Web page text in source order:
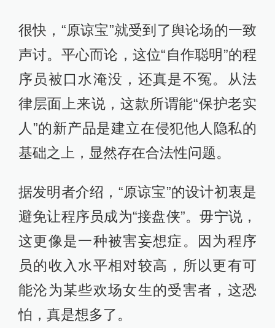
很快，“原谅宝”就受到了舆论场的一致
声讨。平心而论，这位“自作聪明”的程
序员被口水淹没，还真是不冤。从法
律层面上来说，这款所谓能“保护老实
人”的新产品是建立在侵犯他人隐私的
基础之上，显然存在合法性问题。
据发明者介绍，“原谅宝”的设计初衷是
避免让程序员成为“接盘侠”。毋宁说，
这更像是一种被害妄想症。因为程序
员的收入水平相对较高，所以更有可
能沦为某些欢场女生的受害者，这恐
怕，真是想多了。